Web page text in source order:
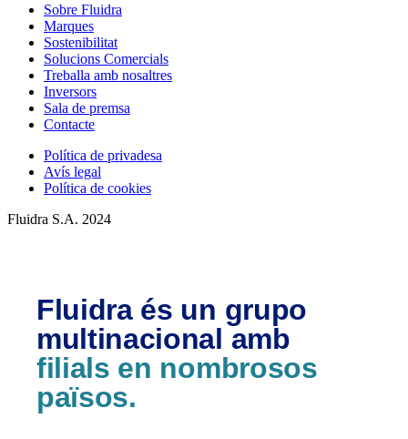
Sobre Fluidra
Marques
Sostenibilitat
Solucions Comercials
Treballa amb nosaltres
Inversors
Sala de premsa
Contacte
Política de privadesa
Avís legal
Política de cookies
Fluidra S.A. 2024
Fluidra és un grupo
multinacional amb
filials en nombrosos
països.